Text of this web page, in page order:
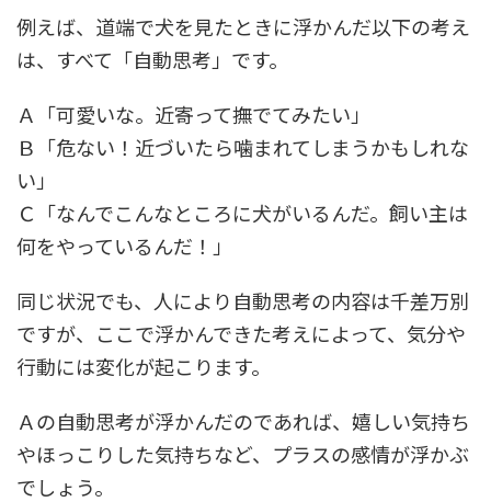
例えば、道端で犬を見たときに浮かんだ以下の考え
は、すべて「自動思考」です。
Ａ「可愛いな。近寄って撫でてみたい」
Ｂ「危ない！近づいたら噛まれてしまうかもしれな
い」
Ｃ「なんでこんなところに犬がいるんだ。飼い主は
何をやっているんだ！」
同じ状況でも、人により自動思考の内容は千差万別
ですが、ここで浮かんできた考えによって、気分や
行動には変化が起こります。
Ａの自動思考が浮かんだのであれば、嬉しい気持ち
やほっこりした気持ちなど、プラスの感情が浮かぶ
でしょう。